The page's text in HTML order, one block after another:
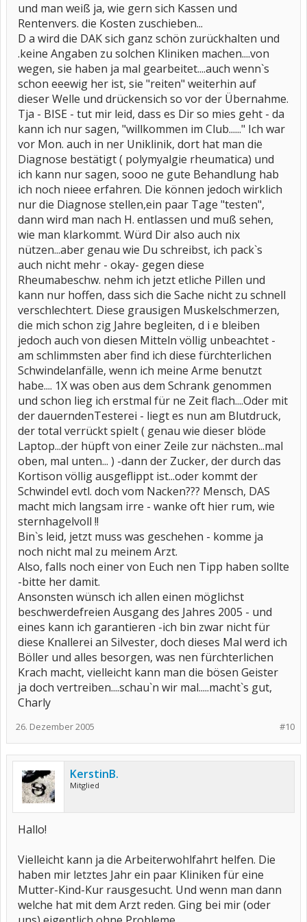
und man weiß ja, wie gern sich Kassen und
Rentenvers. die Kosten zuschieben...
D a wird die DAK sich ganz schön zurückhalten und
.keine Angaben zu solchen Kliniken machen....von
wegen, sie haben ja mal gearbeitet....auch wenn`s
schon eeewig her ist, sie "reiten" weiterhin auf
dieser Welle und drückensich so vor der Übernahme.
Tja - BISE - tut mir leid, dass es Dir so mies geht - da
kann ich nur sagen, "willkommen im Club......" Ich war
vor Mon. auch in ner Uniklinik, dort hat man die
Diagnose bestätigt ( polymyalgie rheumatica) und
ich kann nur sagen, sooo ne gute Behandlung hab
ich noch nieee erfahren. Die können jedoch wirklich
nur die Diagnose stellen,ein paar Tage "testen",
dann wird man nach H. entlassen und muß sehen,
wie man klarkommt. Würd Dir also auch nix
nützen...aber genau wie Du schreibst, ich pack`s
auch nicht mehr - okay- gegen diese
Rheumabeschw. nehm ich jetzt etliche Pillen und
kann nur hoffen, dass sich die Sache nicht zu schnell
verschlechtert. Diese grausigen Muskelschmerzen,
die mich schon zig Jahre begleiten, d i e bleiben
jedoch auch von diesen Mitteln völlig unbeachtet -
am schlimmsten aber find ich diese fürchterlichen
Schwindelanfälle, wenn ich meine Arme benutzt
habe.... 1X was oben aus dem Schrank genommen
und schon lieg ich erstmal für ne Zeit flach....Oder mit
der dauerndenTesterei - liegt es nun am Blutdruck,
der total verrückt spielt ( genau wie dieser blöde
Laptop...der hüpft von einer Zeile zur nächsten...mal
oben, mal unten... ) -dann der Zucker, der durch das
Kortison völlig ausgeflippt ist...oder kommt der
Schwindel evtl. doch vom Nacken??? Mensch, DAS
macht mich langsam irre - wanke oft hier rum, wie
sternhagelvoll !!
Bin`s leid, jetzt muss was geschehen - komme ja
noch nicht mal zu meinem Arzt.
Also, falls noch einer von Euch nen Tipp haben sollte
-bitte her damit.
Ansonsten wünsch ich allen einen möglichst
beschwerdefreien Ausgang des Jahres 2005 - und
eines kann ich garantieren -ich bin zwar nicht für
diese Knallerei an Silvester, doch dieses Mal werd ich
Böller und alles besorgen, was nen fürchterlichen
Krach macht, vielleicht kann man die bösen Geister
ja doch vertreiben....schau`n wir mal.....macht`s gut,
Charly
#10
26. Dezember 2005
KerstinB.
Mitglied
Hallo!
Vielleicht kann ja die Arbeiterwohlfahrt helfen. Die
haben mir letztes Jahr ein paar Kliniken für eine
Mutter-Kind-Kur rausgesucht. Und wenn man dann
welche hat mit dem Arzt reden. Ging bei mir (oder